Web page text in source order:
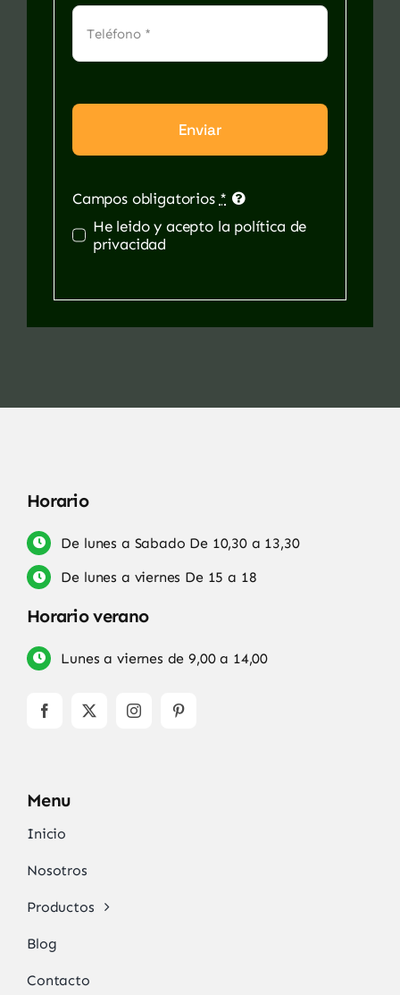
Enviar
Campos obligatorios *
He leido y acepto la política de
privacidad
Horario
De lunes a Sabado De 10,30 a 13,30
De lunes a viernes De 15 a 18
Horario verano
Lunes a viernes de 9,00 a 14,00
Menu
Inicio
Nosotros
Productos
Blog
Contacto